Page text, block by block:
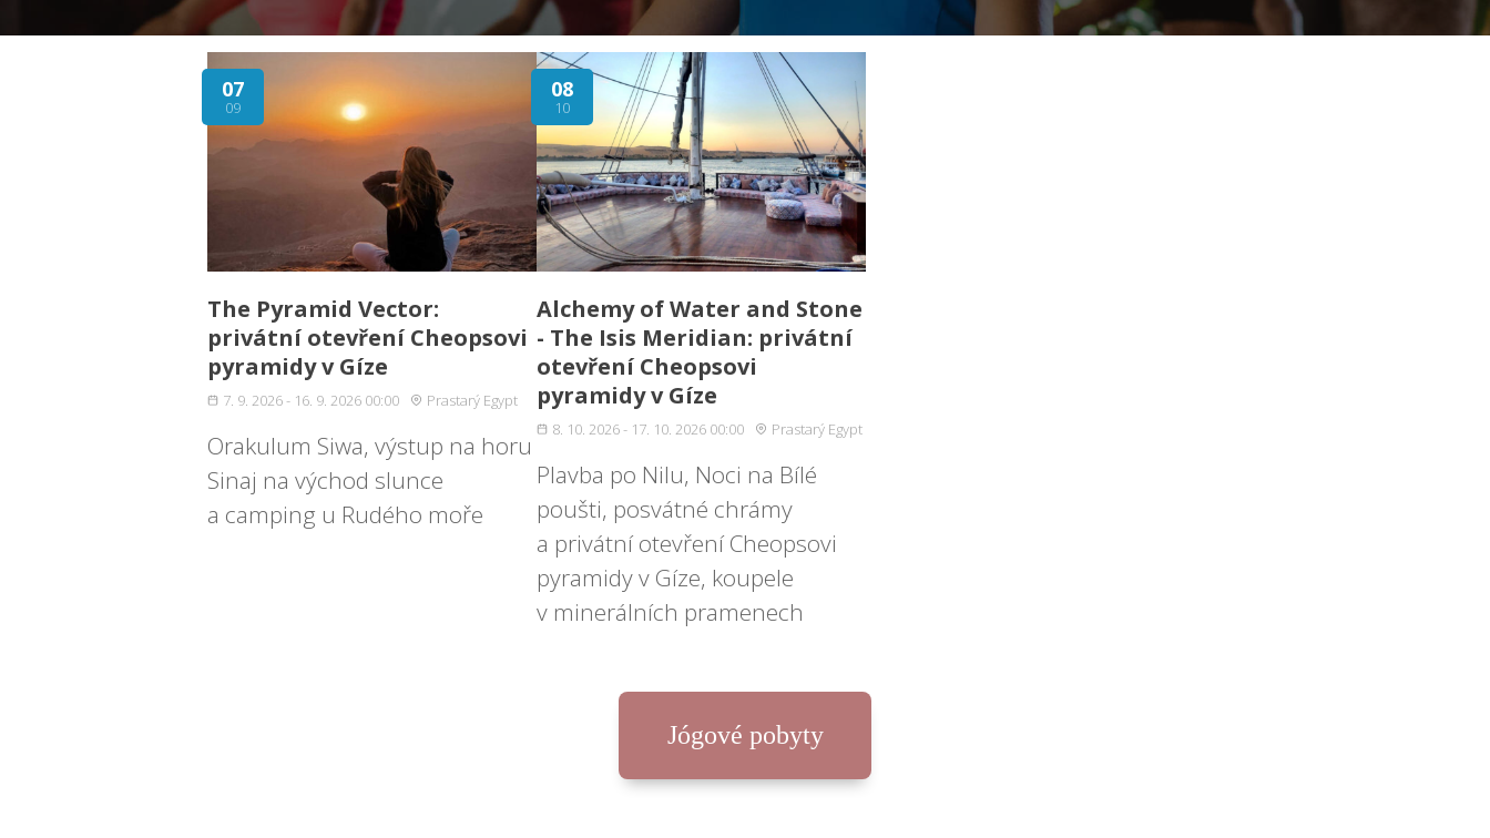
07
09
The Pyramid Vector:
privátní otevření Cheopsovi
pyramidy v Gíze
7. 9. 2026 - 16. 9. 2026 00:00 Prastarý Egypt
Orakulum Siwa, výstup na horu
Sinaj na východ slunce
a camping u Rudého moře
08
10
Alchemy of Water and Stone
- The Isis Meridian: privátní
otevření Cheopsovi
pyramidy v Gíze
8. 10. 2026 - 17. 10. 2026 00:00 Prastarý Egypt
Plavba po Nilu, Noci na Bílé
poušti, posvátné chrámy
a privátní otevření Cheopsovi
pyramidy v Gíze, koupele
v minerálních pramenech
Jógové pobyty